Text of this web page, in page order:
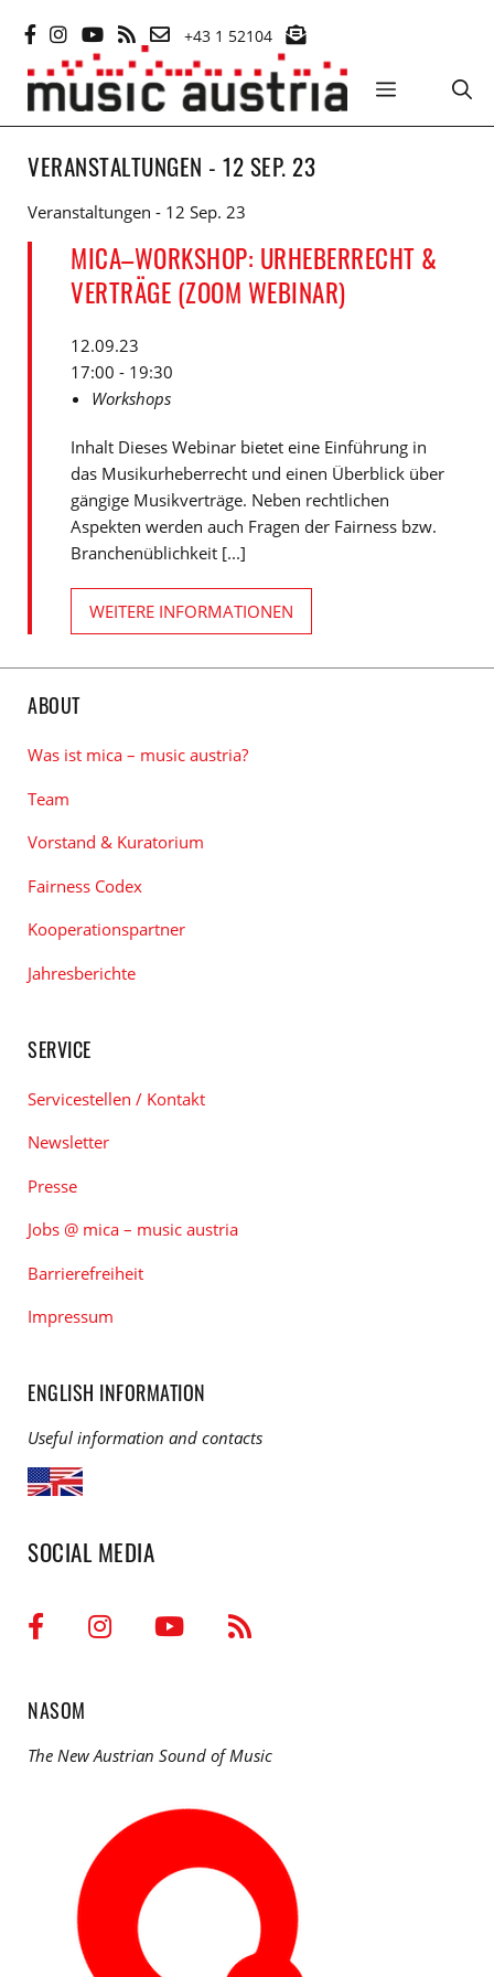
Inhalt
springen
+43 1 52104
MENÜ
VERANSTALTUNGEN - 12 SEP. 23
Veranstaltungen - 12 Sep. 23
MICA–WORKSHOP: URHEBERRECHT &
VERTRÄGE (ZOOM WEBINAR)
12.09.23
17:00 - 19:30
Workshops
Inhalt Dieses Webinar bietet eine Einführung in
das Musikurheberrecht und einen Überblick über
gängige Musikverträge. Neben rechtlichen
Aspekten werden auch Fragen der Fairness bzw.
Branchenüblichkeit [...]
WEITERE INFORMATIONEN
ABOUT
Was ist mica – music austria?
Team
Vorstand & Kuratorium
Fairness Codex
Kooperationspartner
Jahresberichte
SERVICE
Servicestellen / Kontakt
Newsletter
Presse
Jobs @ mica – music austria
Barrierefreiheit
Impressum
ENGLISH INFORMATION
Useful information and contacts
SOCIAL MEDIA
NASOM
The New Austrian Sound of Music